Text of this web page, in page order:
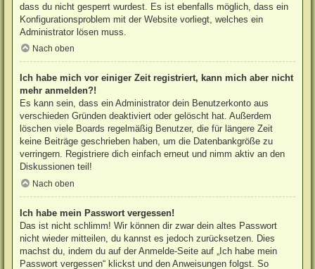
dass du nicht gesperrt wurdest. Es ist ebenfalls möglich, dass ein
Konfigurationsproblem mit der Website vorliegt, welches ein
Administrator lösen muss.
Nach oben
Ich habe mich vor einiger Zeit registriert, kann mich aber nicht
mehr anmelden?!
Es kann sein, dass ein Administrator dein Benutzerkonto aus
verschieden Gründen deaktiviert oder gelöscht hat. Außerdem
löschen viele Boards regelmäßig Benutzer, die für längere Zeit
keine Beiträge geschrieben haben, um die Datenbankgröße zu
verringern. Registriere dich einfach erneut und nimm aktiv an den
Diskussionen teil!
Nach oben
Ich habe mein Passwort vergessen!
Das ist nicht schlimm! Wir können dir zwar dein altes Passwort
nicht wieder mitteilen, du kannst es jedoch zurücksetzen. Dies
machst du, indem du auf der Anmelde-Seite auf „Ich habe mein
Passwort vergessen“ klickst und den Anweisungen folgst. So